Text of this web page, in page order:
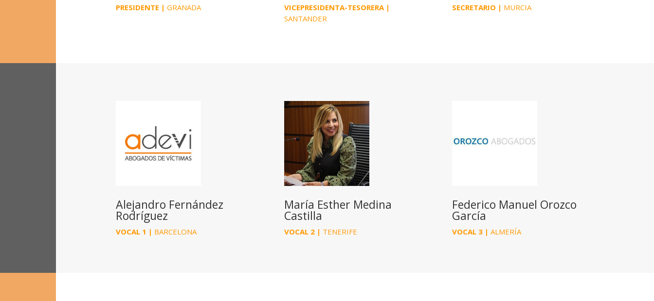
PRESIDENTE | GRANADA VICEPRESIDENTA-TESORERA |
SANTANDER
SECRETARIO | MURCIA
Alejandro Fernández
Rodríguez
VOCAL 1 | BARCELONA
María Esther Medina
Castilla
VOCAL 2 | TENERIFE
Federico Manuel Orozco
García
VOCAL 3 | ALMERÍA